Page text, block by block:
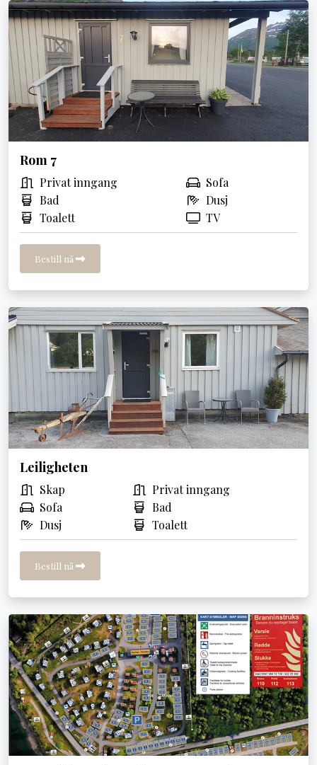
Rom 7
Privat inngang
Sofa
Bad
Dusj
Toalett
TV
Bestill nå
Leiligheten
Skap
Privat inngang
Sofa
Bad
Dusj
Toalett
Bestill nå